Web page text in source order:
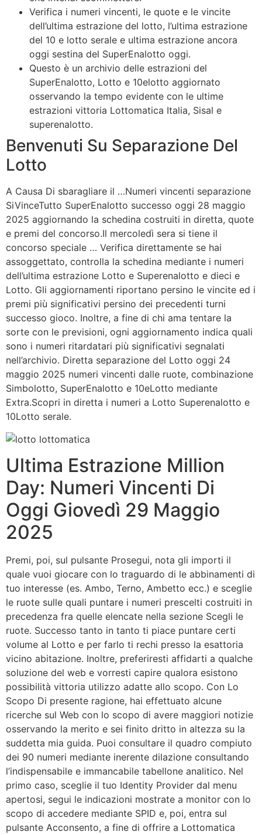
Verifica i numeri vincenti, le quote e le vincite
dell’ultima estrazione del lotto, l’ultima estrazione
del 10 e lotto serale e ultima estrazione ancora
oggi sestina del SuperEnalotto oggi.
Questo è un archivio delle estrazioni del
SuperEnalotto, Lotto e 10elotto aggiornato
osservando la tempo evidente con le ultime
estrazioni vittoria Lottomatica Italia, Sisal e
superenalotto.
Benvenuti Su Separazione Del
Lotto
A Causa Di sbaragliare il …Numeri vincenti separazione
SiVinceTutto SuperEnalotto successo oggi 28 maggio
2025 aggiornando la schedina costruiti in diretta, quote
e premi del concorso.Il mercoledì sera si tiene il
concorso speciale … Verifica direttamente se hai
assoggettato, controlla la schedina mediante i numeri
dell’ultima estrazione Lotto e Superenalotto e dieci e
Lotto. Gli aggiornamenti riportano persino le vincite ed i
premi più significativi persino dei precedenti turni
successo gioco. Inoltre, a fine di chi ama tentare la
sorte con le previsioni, ogni aggiornamento indica quali
sono i numeri ritardatari più significativi segnalati
nell’archivio. Diretta separazione del Lotto oggi 24
maggio 2025 numeri vincenti dalle ruote, combinazione
Simbolotto, SuperEnalotto e 10eLotto mediante
Extra.Scopri in diretta i numeri a Lotto Superenalotto e
10Lotto serale.
Ultima Estrazione Million
Day: Numeri Vincenti Di
Oggi Giovedì 29 Maggio
2025
Premi, poi, sul pulsante Prosegui, nota gli importi il
quale vuoi giocare con lo traguardo di le abbinamenti di
tuo interesse (es. Ambo, Terno, Ambetto ecc.) e sceglie
le ruote sulle quali puntare i numeri prescelti costruiti in
precedenza fra quelle elencate nella sezione Scegli le
ruote. Successo tanto in tanto ti piace puntare certi
volume al Lotto e per farlo ti rechi presso la esattoria
vicino abitazione. Inoltre, preferiresti affidarti a qualche
soluzione del web e vorresti capire qualora esistono
possibilità vittoria utilizzo adatte allo scopo. Con Lo
Scopo Di presente ragione, hai effettuato alcune
ricerche sul Web con lo scopo di avere maggiori notizie
osservando la merito e sei finito dritto in altezza su la
suddetta mia guida. Puoi consultare il quadro compiuto
dei 90 numeri mediante inerente dilazione consultando
l’indispensabile e immancabile tabellone analitico. Nel
primo caso, sceglie il tuo Identity Provider dal menu
apertosi, segui le indicazioni mostrate a monitor con lo
scopo di accedere mediante SPID e, poi, entra sul
pulsante Acconsento, a fine di offrire a Lottomatica